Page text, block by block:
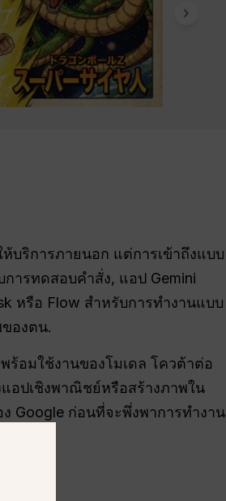
บริการภายนอก แต่การเข้าถึงแบบ
ารทดสอบคำสั่ง, แอป Gemini
หรือ Flow สำหรับการทำงานแบบ
ของตน.
อมใช้งานของโมเดล โควต้าต่อ
อปเชิงพาณิชย์หรือสร้างภาพใน
Google ก่อนที่จะพึ่งพาการทำงาน